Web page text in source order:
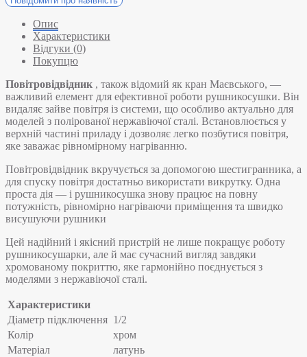
Опис
Характеристики
Відгуки (0)
Покупцю
Повітровідвідник , також відомий як кран Маєвського, —
важливий елемент для ефективної роботи рушникосушки. Він
видаляє зайве повітря із системи, що особливо актуально для
моделей з полірованої нержавіючої сталі. Встановлюється у
верхній частині приладу і дозволяє легко позбутися повітря,
яке заважає рівномірному нагріванню.
Повітровідвідник вкручується за допомогою шестигранника, а
для спуску повітря достатньо використати викрутку. Одна
проста дія — і рушникосушка знову працює на повну
потужність, рівномірно нагріваючи приміщення та швидко
висушуючи рушники
Цей надійний і якісний пристрій не лише покращує роботу
рушникосушарки, але й має сучасний вигляд завдяки
хромованому покриттю, яке гармонійно поєднується з
моделями з нержавіючої сталі.
Характеристики
Діаметр підключення 1/2
Колір
хром
Матеріал
латунь